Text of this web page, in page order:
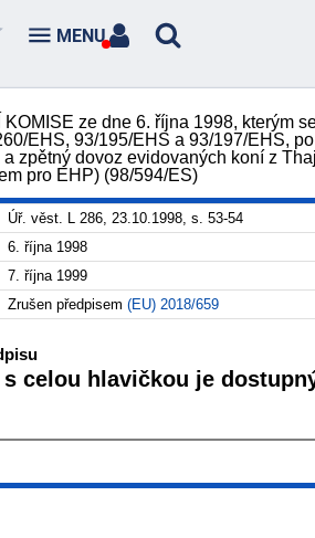
KOMISE ze dne 6. října 1998, kterým
EHS, 93/195/EHS a 93/197/EHS,
zpětný dovoz evidovaných koní z
pro EHP) (98/594/ES)
Úř. věst. L 286, 23.10.1998, s. 53-54
6. října 1998
7. října 1999
Zrušen předpisem (EU) 2018/659
celou hlavičkou je
MENU